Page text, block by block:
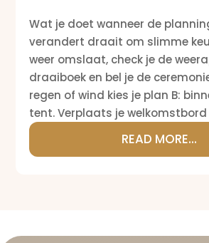
Wat je doet wanneer de
verandert draait om slimme
weer omslaat, check je de
draaiboek en bel je de
regen of wind kies je plan B:
tent. Verplaats je welkomstbord
READ MORE...